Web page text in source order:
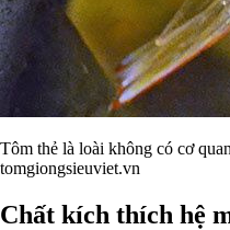
Tôm thẻ là loài không có cơ
tomgiongsieuviet.vn
Chất kích thích hệ